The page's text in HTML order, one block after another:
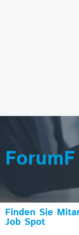
Finden Sie
Job Spot